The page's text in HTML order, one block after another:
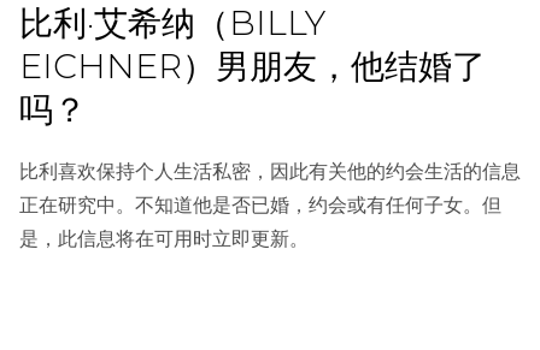
比利·艾希纳（BILLY
EICHNER）男朋友，他结婚了
吗？
比利喜欢保持个人生活私密，因此有关他的约会生活的信息
正在研究中。不知道他是否已婚，约会或有任何子女。但
是，此信息将在可用时立即更新。